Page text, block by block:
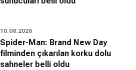
10.08.2026
Spider-Man: Brand New Day
filminden çıkarılan korku dolu
sahneler belli oldu